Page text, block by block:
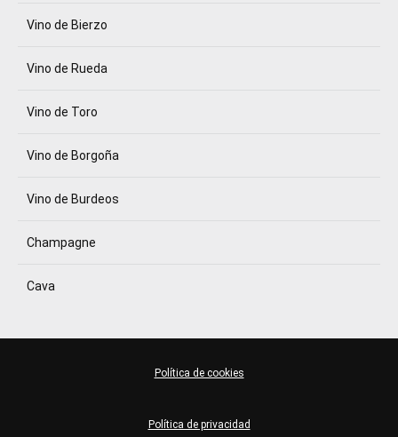
Vino de Bierzo
Vino de Rueda
Vino de Toro
Vino de Borgoña
Vino de Burdeos
Champagne
Cava
Política de privacidad
Política de cookies